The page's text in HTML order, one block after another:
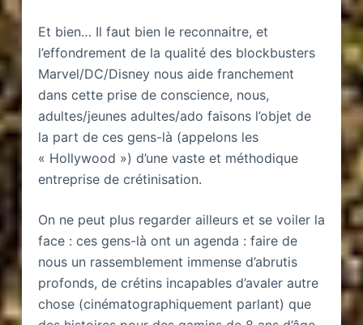
Et bien… Il faut bien le reconnaitre, et
l’effondrement de la qualité des blockbusters
Marvel/DC/Disney nous aide franchement
dans cette prise de conscience, nous,
adultes/jeunes adultes/ado faisons l’objet de
la part de ces gens-là (appelons les
« Hollywood ») d’une vaste et méthodique
entreprise de crétinisation.
On ne peut plus regarder ailleurs et se voiler la
face : ces gens-là ont un agenda : faire de
nous un rassemblement immense d’abrutis
profonds, de crétins incapables d’avaler autre
chose (cinématographiquement parlant) que